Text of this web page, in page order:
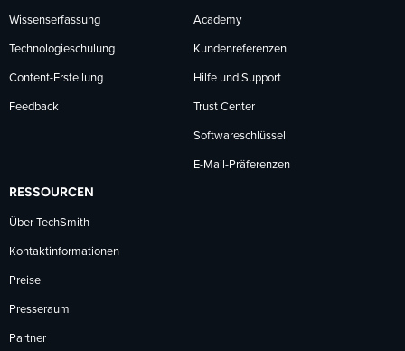
Wissenserfassung
Technologieschulung
Content-Erstellung
Feedback
Academy
Kundenreferenzen
Hilfe und Support
Trust Center
Softwareschlüssel
E-Mail-Präferenzen
RESSOURCEN
Über TechSmith
Kontaktinformationen
Preise
Presseraum
Partner